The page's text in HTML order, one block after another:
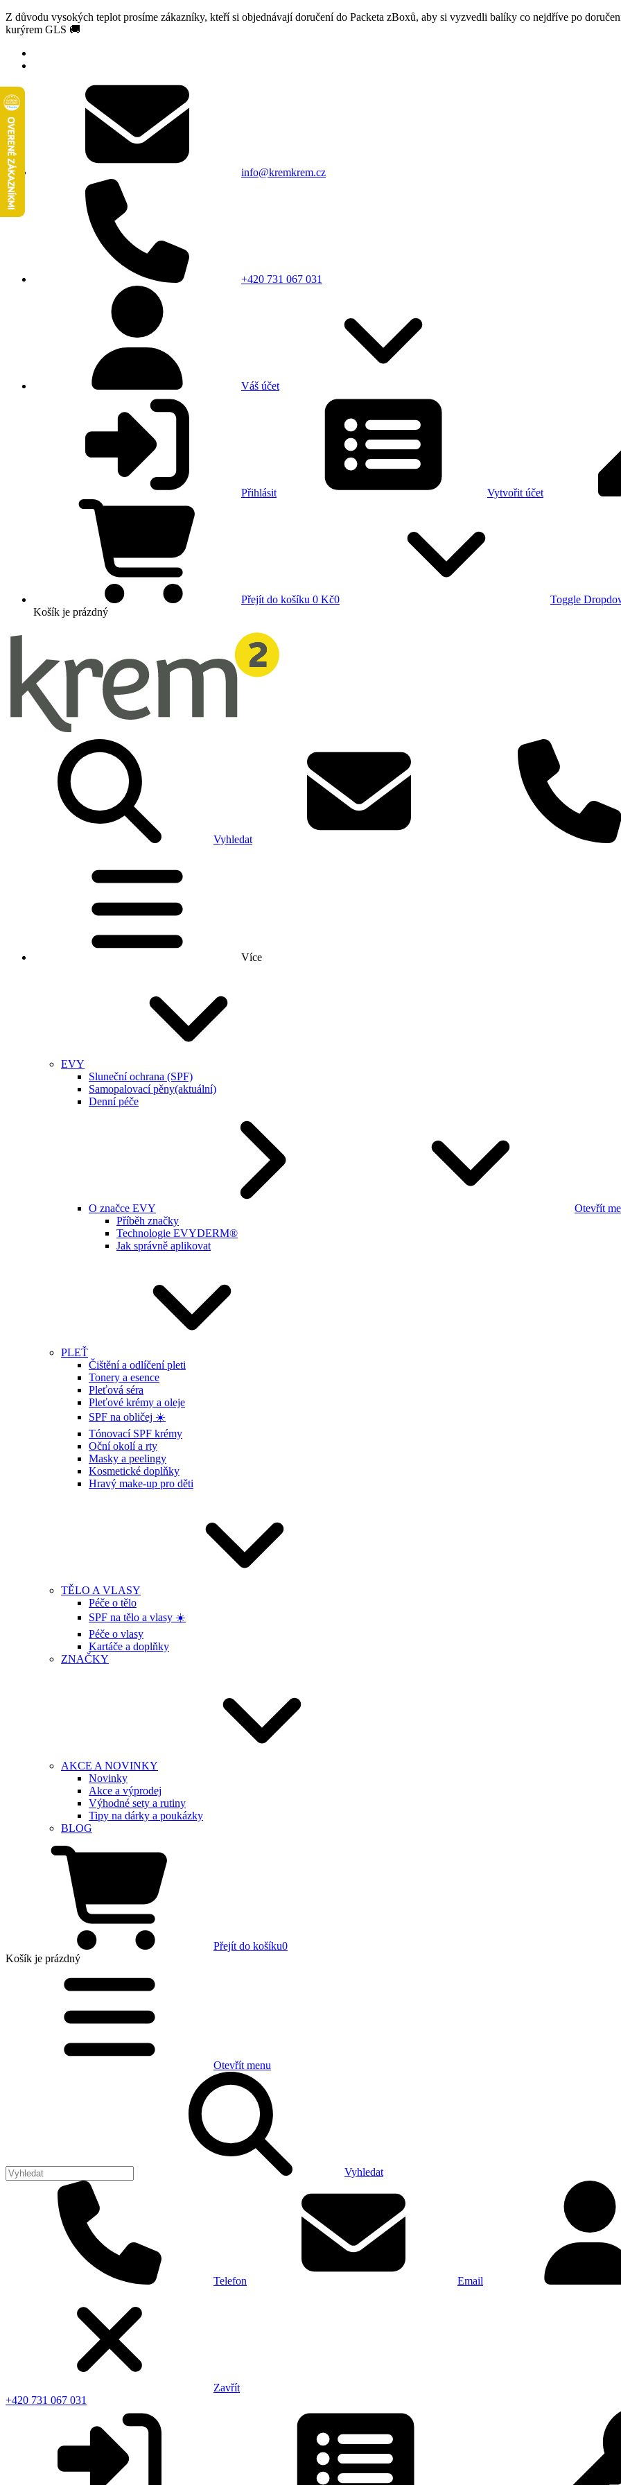
Z důvodu vysokých teplot prosíme zákazníky, kteří si objednávají doručení do Packeta zBoxů, aby si vyzvedli balíky co nejdříve po
kurýrem GLS 🚚
info@kremkrem.cz
+420 731 067 031
Váš účet
Přihlásit Vytvořit účet
Přejít do košíku 0 Kč0
Toggle
Košík je prázdný
Vyhledat
Více
EVY
Sluneční ochrana (SPF)
Samopalovací pěny(aktuální)
Denní péče
O značce EVY
Otevřít
Příběh značky
Technologie EVYDERM®
Jak správně aplikovat
PLEŤ
Čištění a odlíčení pleti
Tonery a esence
Pleťová séra
Pleťové krémy a oleje
SPF na obličej ☀️
Tónovací SPF krémy
Oční okolí a rty
Masky a peelingy
Kosmetické doplňky
Hravý make-up pro děti
TĚLO A VLASY
Péče o tělo
SPF na tělo a vlasy ☀️
Péče o vlasy
Kartáče a doplňky
ZNAČKY
AKCE A NOVINKY
Novinky
Akce a výprodej
Výhodné sety a rutiny
Tipy na dárky a poukázky
BLOG
Přejít do košíku0
Košík je prázdný
Otevřít menu
Vyhledat
Telefon Email
Zavřít
+420 731 067 031